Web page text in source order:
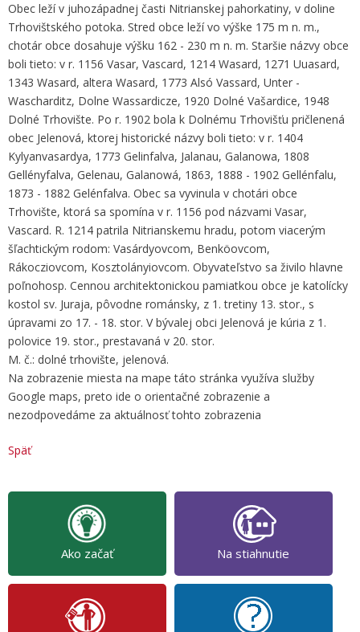
Obec leží v juhozápadnej časti Nitrianskej pahorkatiny, v doline
Trhovištského potoka. Stred obce leží vo výške 175 m n. m.,
chotár obce dosahuje výšku 162 - 230 m n. m. Staršie názvy obce
boli tieto: v r. 1156 Vasar, Vascard, 1214 Wasard, 1271 Uuasard,
1343 Wasard, altera Wasard, 1773 Alsó Vassard, Unter -
Wascharditz, Dolne Wassardicze, 1920 Dolné Vašardice, 1948
Dolné Trhovište. Po r. 1902 bola k Dolnému Trhovišťu pričlenená
obec Jelenová, ktorej historické názvy boli tieto: v r. 1404
Kylyanvasardya, 1773 Gelinfalva, Jalanau, Galanowa, 1808
Gellényfalva, Gelenau, Galanowá, 1863, 1888 - 1902 Gellénfalu,
1873 - 1882 Gelénfalva. Obec sa vyvinula v chotári obce
Trhovište, ktorá sa spomína v r. 1156 pod názvami Vasar,
Vascard. R. 1214 patrila Nitrianskemu hradu, potom viacerým
šľachtickým rodom: Vasárdyovcom, Benköovcom,
Rákocziovcom, Kosztolányiovcom. Obyvateľstvo sa živilo hlavne
poľnohosp. Cennou architektonickou pamiatkou obce je katolícky
kostol sv. Juraja, pôvodne románsky, z 1. tretiny 13. stor., s
úpravami zo 17. - 18. stor. V bývalej obci Jelenová je kúria z 1.
polovice 19. stor., prestavaná v 20. stor.
M. č.: dolné trhovište, jelenová.
Na zobrazenie miesta na mape táto stránka využíva služby
Google maps, preto ide o orientačné zobrazenie a
nezodpovedáme za aktuálnosť tohto zobrazenia
Späť
Ako začať Na stiahnutie